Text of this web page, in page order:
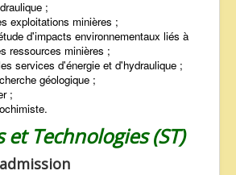
;
exploitations minières ;
d'impacts environnementaux liés à
ressources minières ;
services d'énergie et d'hydraulique ;
géologique ;
;
et Technologies (ST)